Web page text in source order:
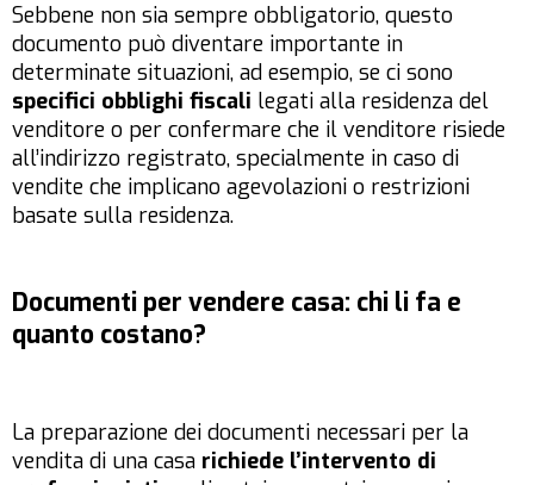
Sebbene non sia sempre obbligatorio, questo
documento può diventare importante in
determinate situazioni, ad esempio, se ci sono
specifici obblighi fiscali legati alla residenza del
venditore o per confermare che il venditore risiede
all’indirizzo registrato, specialmente in caso di
vendite che implicano agevolazioni o restrizioni
basate sulla residenza.
Documenti per vendere casa: chi li fa e
quanto costano?
La preparazione dei documenti necessari per la
vendita di una casa richiede l’intervento di